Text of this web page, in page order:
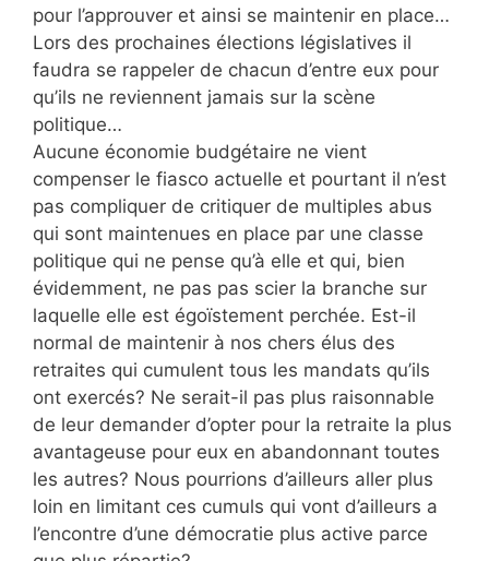
pour l’approuver et ainsi se maintenir en place…
Lors des prochaines élections législatives il
faudra se rappeler de chacun d’entre eux pour
qu’ils ne reviennent jamais sur la scène
politique…
Aucune économie budgétaire ne vient
compenser le fiasco actuelle et pourtant il n’est
pas compliquer de critiquer de multiples abus
qui sont maintenues en place par une classe
politique qui ne pense qu’à elle et qui, bien
évidemment, ne pas pas scier la branche sur
laquelle elle est égoïstement perchée. Est-il
normal de maintenir à nos chers élus des
retraites qui cumulent tous les mandats qu’ils
ont exercés? Ne serait-il pas plus raisonnable
de leur demander d’opter pour la retraite la plus
avantageuse pour eux en abandonnant toutes
les autres? Nous pourrions d’ailleurs aller plus
loin en limitant ces cumuls qui vont d’ailleurs a
l’encontre d’une démocratie plus active parce